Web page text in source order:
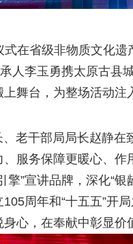
在省级非物质文化
人李玉勇携太原古
舞台，为整场活动注
老干部局局长赵静
服务保障更暖心、
擎”宣讲品牌，深化“
周年和“十五五”开
心，在奉献中彰显价